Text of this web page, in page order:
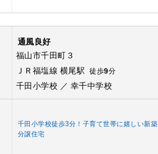
通風良好
福山市千田町３
ＪＲ福塩線 横尾駅 徒歩9分
千田小学校 ／ 幸千中学校
千田小学校徒歩3分！子育て世帯に嬉しい新築
分譲住宅